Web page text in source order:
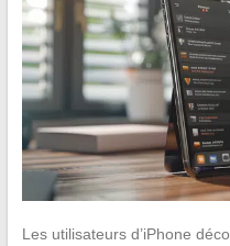
Les utilisateurs d’iPhone